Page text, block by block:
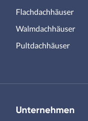
Flachdachhäuser
Walmdachhäuser
Pultdachhäuser
Unternehmen